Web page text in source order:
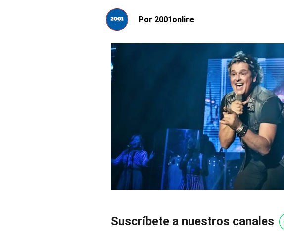
Por 2001online
Suscríbete a nuestros canales